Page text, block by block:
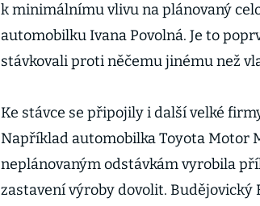
k minimálnímu vlivu na plánovaný
automobilku Ivana Povolná. Je to
stávkovali proti něčemu jinému než
Ke stávce se připojily i další velké
Například automobilka Toyota Motor
neplánovaným odstávkám vyrobila
zastavení výroby dovolit. Budějovický